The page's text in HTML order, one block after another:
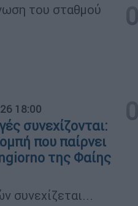
του σταθμού
18:00
συνεχίζονται:
που παίρνει
της Φαίης
συνεχίζεται...